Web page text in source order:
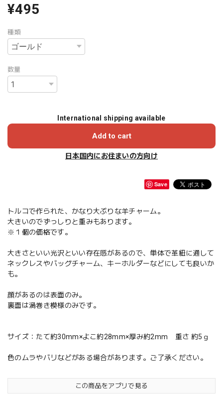
¥495
種類
数量
International shipping available
Add to cart
日本国内にお住まいの方向け
Save
トルコで作られた、かなり大ぶりな羊チャーム。
大きいのでずっしりと重みもあります。
※１個の価格です。
大きさといい光沢といい存在感があるので、単体で革紐に通して
ネックレスやバッグチャーム、キーホルダーなどにしても良いか
も。
顔があるのは表面のみ。
裏面は渦巻き模様のみです。
サイズ：たて約30mm×よこ約28mm×厚み約2mm 重さ 約5ｇ
色のムラやバリなどがある場合があります。ご了承ください。
この商品をアプリで見る